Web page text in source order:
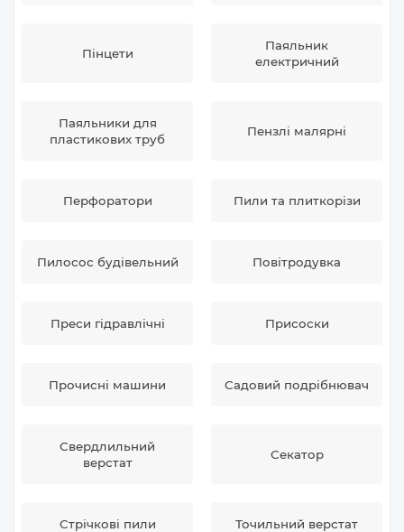
Пінцети
Паяльник
електричний
Паяльники для
пластикових труб
Пензлі малярні
Перфоратори Пили та плиткорізи
Пилосос будівельний Повітродувка
Преси гідравлічні Присоски
Прочисні машини Садовий подрібнювач
Свердлильний
верстат
Секатор
Стрічкові пили Точильний верстат